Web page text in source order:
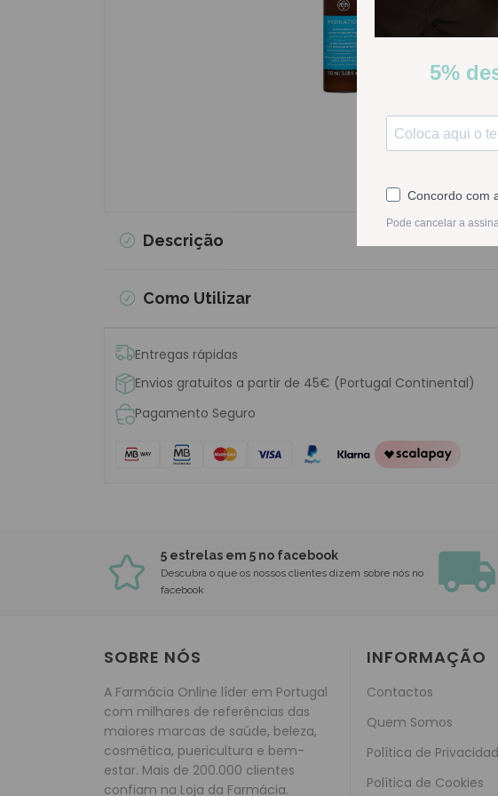
Descrição
Como Utilizar
Entregas rápidas
Envios gratuitos a partir de 45€ (Portugal Continental)
Pagamento Seguro
5 estrelas em 5 no facebook
Descubra o que os nossos clientes dizem sobre nós no
facebook
SOBRE NÓS
A Farmácia Online líder em Portugal
com milhares de referências das
maiores marcas de saúde, beleza,
cosmética, puericultura e bem-
estar. Mais de 200.000 clientes
confiam na Loja da Farmácia.
INFORMAÇÃO
Contactos
Quem Somos
Política de
Política de Cookies